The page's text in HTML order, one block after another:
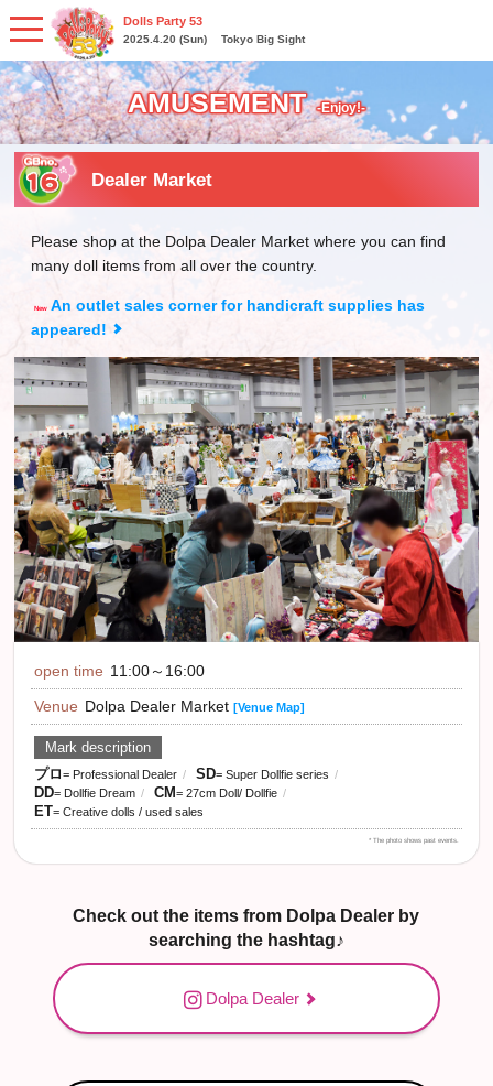
Dolls Party 53
2025.4.20 (Sun) ​ ​Tokyo Big Sight
AMUSEMENT -Enjoy!-
Dealer Market
Please shop at the Dolpa Dealer Market where you can find
many doll items from all over the country.
An outlet sales corner for handicraft supplies has
appeared!
open time 11:00～16:00
Venue Dolpa Dealer Market [Venue Map]
Mark description
プロ= Professional Dealer SD= Super Dollfie series
DD= Dollfie Dream CM= 27cm Doll/ Dollfie
ET= Creative dolls / used sales
* The photo shows past events.
Check out the items from Dolpa Dealer by
searching the hashtag♪
Dolpa Dealer